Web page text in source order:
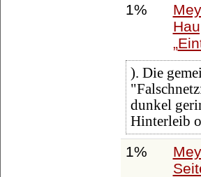
1%
). Die
dunkel
Hinterleib
1%